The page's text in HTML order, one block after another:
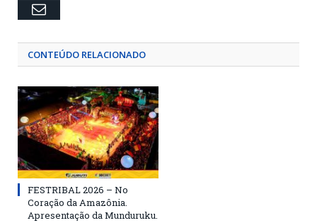
Email
CONTEÚDO RELACIONADO
FESTRIBAL 2026 – No
Coração da Amazônia.
Apresentação da Munduruku.